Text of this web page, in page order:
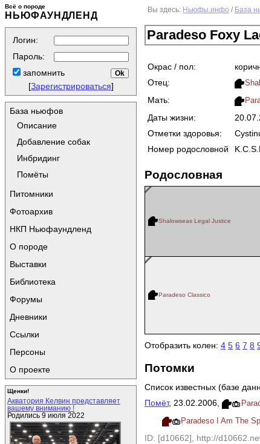
Всё о породе
НЬЮФАУНДЛЕНД
Логин:
Пароль:
запомнить
[Зарегистрироваться]
База ньюфов
Описание
Добавление собак
Инбридинг
Помёты
Питомники
Фотоархив
НКП Ньюфаундленд
О породе
Выставки
Библиотека
Форумы
Дневники
Ссылки
Персоны
О проекте
Щенки!
Акватория Келвин представляет
вашему вниманию !
Родились 9 июля 2022
Вы здесь: Ньюфы.инфо / База
Paradeso Foxy
Окрас / пол:
Отец:
Мать:
Даты жизни:
Отметки здоровья:
Номер родословной
Родословная
Shalowseas Legal Justice
Paradeso Classico
Отобразить колен: 4 5 6 7 8
Потомки
Список известных (базе
Помёт, 23.02.2006,
Paradeso I Am The
ID: [d10662], http://